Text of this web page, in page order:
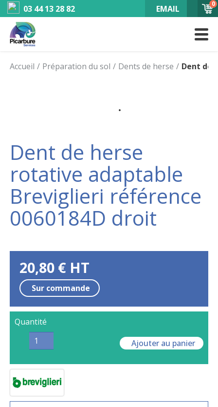
03 44 13 28 82 EMAIL 0
Accueil Préparation du sol Dents de herse Dent de
Dent de herse
rotative adaptable
Breviglieri référence
0060184D droit
20,80 € HT
Sur commande
Quantité
Ajouter au panier